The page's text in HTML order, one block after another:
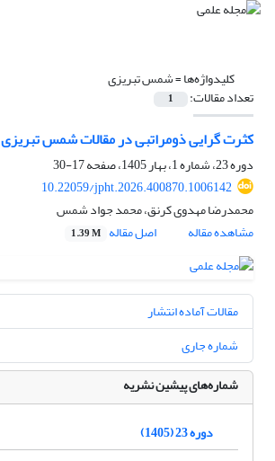
کلیدواژه‌ها =شمس تبریزی
تعداد مقالات: 1
کثرت گرایی ذومراتبی در مقالات شمس تبریزی
دوره 23، شماره 1، بهار 1405، صفحه
17-30
10.22059/jpht.2026.400870.1006142
محمدرضا مهدوی کرنق، محمد جواد شمس
مشاهده مقاله
اصل مقاله 1.39 M
مقالات آماده انتشار
شماره جاری
شماره‌های پیشین نشریه
دوره 23 (1405)